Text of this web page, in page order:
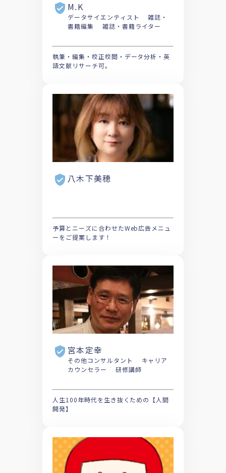
M.K
データサイエンティスト 雑誌・
書籍編集 雑誌・書籍ライター
執筆・編集・校正校閲・データ分析・英
語文献リサーチ可。
八木下美穂
予算とニーズに合わせたWeb広告メニュ
ーをご提案します！
宮本定幸
その他コンサルタント キャリア
カウンセラー 研修講師
人生100年時代を生き抜くための【人間
開発】